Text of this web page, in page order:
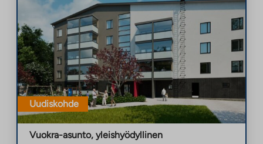
Uudiskohde
Vuokra-asunto, yleishyödyllinen